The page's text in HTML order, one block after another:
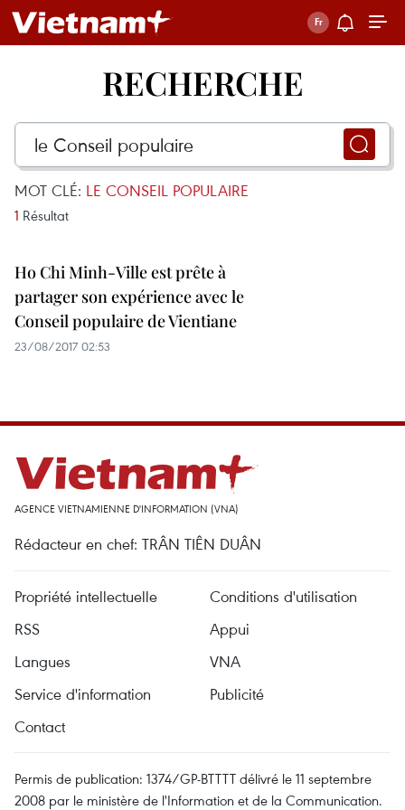
RECHERCHE
MOT CLÉ: LE CONSEIL POPULAIRE
1 Résultat
Ho Chi Minh-Ville est prête à
partager son expérience avec le
Conseil populaire de Vientiane
23/08/2017 02:53
AGENCE VIETNAMIENNE D'INFORMATION (VNA)
Rédacteur en chef: TRÂN TIÊN DUÂN
Propriété intellectuelle
Conditions d'utilisation
RSS
Appui
Langues
VNA
Service d'information
Publicité
Contact
Permis de publication: 1374/GP-BTTTT délivré le 11 septembre
2008 par le ministère de l'Information et de la Communication.